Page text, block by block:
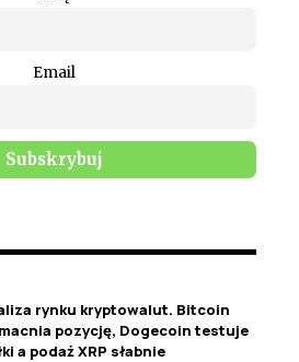
Email
rynku kryptowalut. Bitcoin
pozycję, Dogecoin testuje
a podaż XRP słabnie